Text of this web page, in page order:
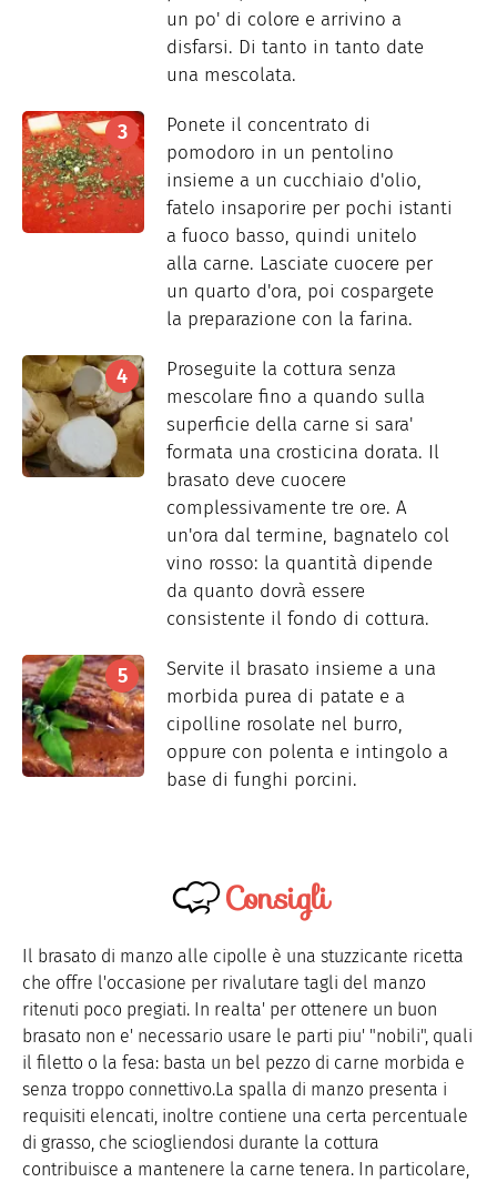
un po' di colore e arrivino a
disfarsi. Di tanto in tanto date
una mescolata.
Ponete il concentrato di
pomodoro in un pentolino
insieme a un cucchiaio d'olio,
fatelo insaporire per pochi istanti
a fuoco basso, quindi unitelo
alla carne. Lasciate cuocere per
un quarto d'ora, poi cospargete
la preparazione con la farina.
Proseguite la cottura senza
mescolare fino a quando sulla
superficie della carne si sara'
formata una crosticina dorata. Il
brasato deve cuocere
complessivamente tre ore. A
un'ora dal termine, bagnatelo col
vino rosso: la quantità dipende
da quanto dovrà essere
consistente il fondo di cottura.
Servite il brasato insieme a una
morbida purea di patate e a
cipolline rosolate nel burro,
oppure con polenta e intingolo a
base di funghi porcini.
Consigli
Il brasato di manzo alle cipolle è una stuzzicante ricetta
che offre l'occasione per rivalutare tagli del manzo
ritenuti poco pregiati. In realta' per ottenere un buon
brasato non e' necessario usare le parti piu' "nobili", quali
il filetto o la fesa: basta un bel pezzo di carne morbida e
senza troppo connettivo.La spalla di manzo presenta i
requisiti elencati, inoltre contiene una certa percentuale
di grasso, che sciogliendosi durante la cottura
contribuisce a mantenere la carne tenera. In particolare,